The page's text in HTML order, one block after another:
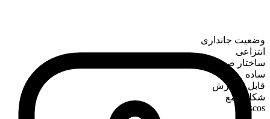
وضعیت جانداری
انتزاعی
ساختار صرفی
ساده
قابل شمارش
شکل جمع
fiascos